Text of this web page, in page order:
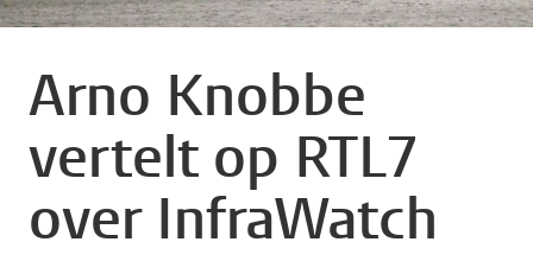
Arno Knobbe
vertelt op RTL7
over InfraWatch